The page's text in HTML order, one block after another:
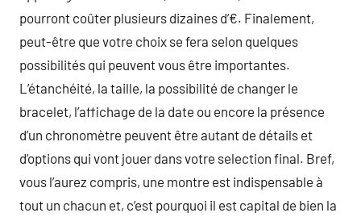
pourront coûter plusieurs dizaines d’€. Finalement,
peut-être que votre choix se fera selon quelques
possibilités qui peuvent vous être importantes.
L’étanchéité, la taille, la possibilité de changer le
bracelet, l’affichage de la date ou encore la présence
d’un chronomètre peuvent être autant de détails et
d’options qui vont jouer dans votre selection final. Bref,
vous l’aurez compris, une montre est indispensable à
tout un chacun et, c’est pourquoi il est capital de bien la